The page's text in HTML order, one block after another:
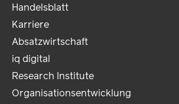
Handelsblatt
Karriere
Absatzwirtschaft
iq digital
Research Institute
Organisationsentwicklung